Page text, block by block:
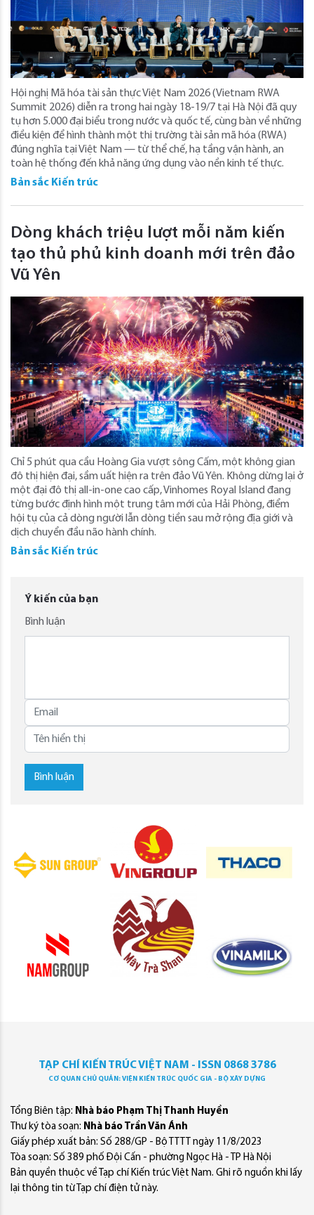
Hội nghị Mã hóa tài sản thực Việt Nam 2026 (Vietnam RWA
Summit 2026) diễn ra trong hai ngày 18-19/7 tại Hà Nội đã quy
tụ hơn 5.000 đại biểu trong nước và quốc tế, cùng bàn về những
điều kiện để hình thành một thị trường tài sản mã hóa (RWA)
đúng nghĩa tại Việt Nam — từ thể chế, hạ tầng vận hành, an
toàn hệ thống đến khả năng ứng dụng vào nền kinh tế thực.
Bản sắc Kiến trúc
Dòng khách triệu lượt mỗi năm kiến
tạo thủ phủ kinh doanh mới trên đảo
Vũ Yên
Chỉ 5 phút qua cầu Hoàng Gia vượt sông Cấm, một không gian
đô thị hiện đại, sầm uất hiện ra trên đảo Vũ Yên. Không dừng lại ở
một đại đô thị all-in-one cao cấp, Vinhomes Royal Island đang
từng bước định hình một trung tâm mới của Hải Phòng, điểm
hội tụ của cả dòng người lẫn dòng tiền sau mở rộng địa giới và
dịch chuyển đầu não hành chính.
Bản sắc Kiến trúc
Ý kiến của bạn
Bình luận
Bình luận
TẠP CHÍ KIẾN TRÚC VIỆT NAM - ISSN 0868 3786
CƠ QUAN CHỦ QUẢN: VIỆN KIẾN TRÚC QUỐC GIA - BỘ XÂY DỰNG
Tổng Biên tập: Nhà báo Phạm Thị Thanh Huyền
Thư ký tòa soạn: Nhà báo Trần Văn Ánh
Giấy phép xuất bản: Số 288/GP - Bộ TTTT ngày 11/8/2023
Tòa soạn: Số 389 phố Đội Cấn - phường Ngọc Hà - TP Hà Nội
Bản quyền thuộc về Tạp chí Kiến trúc Việt Nam. Ghi rõ nguồn khi lấy
lại thông tin từ Tạp chí điện tử này.